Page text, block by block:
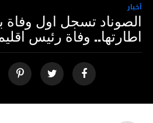
أخبار
الصوناد تسجل اول وفاة
اطارتها.. وفاة رئيس